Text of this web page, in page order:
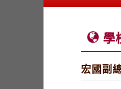
學
宏國副